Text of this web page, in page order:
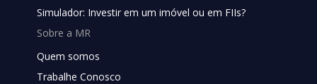
Simulador: Investir em um imóvel ou em FIIs?
Sobre a MR
Quem somos
Trabalhe Conosco